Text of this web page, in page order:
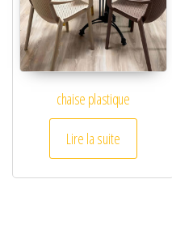
chaise plastique
Lire la suite